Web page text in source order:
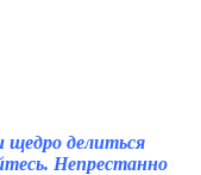
щедро делиться
Непрестанно